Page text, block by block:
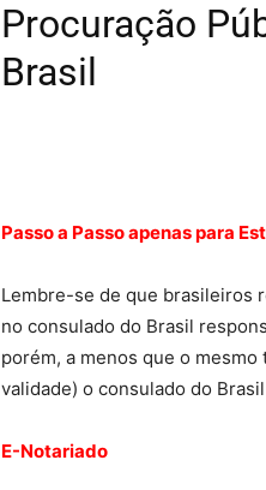
Procuração
Brasil
Passo a Passo apenas para
Lembre-se de que brasileiros
no consulado do Brasil
porém, a menos que o
validade) o consulado do Brasil
E-Notariado